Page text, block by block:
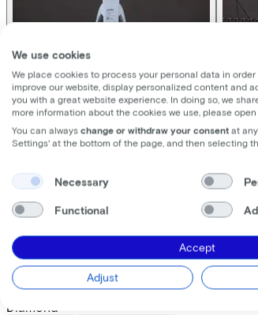
Cube AGREE C:62
Price €3.799,00
Save €809,14 compared to buying.
Read more about business leasing.
Available colours
Frame shape
Diamond
We use cookies
We place cookies to process your personal data in order
improve our website, display personalized content and
you with a great website experience. In doing so, we
more information about the cookies we use, please open
You can always change or withdraw your consent at
Settings' at the bottom of the page, and then selecting
Necessary
Functional
Accept
Adjust